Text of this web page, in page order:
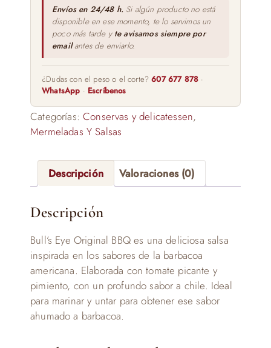
Envíos en 24/48 h. Si algún producto no está
disponible en ese momento, te lo servimos un
poco más tarde y te avisamos siempre por
emailantes de enviarlo.
¿Dudas con el peso o el corte?607 677 878 ·
WhatsApp · Escríbenos
Categorías:Conservas y delicatessen,
Mermeladas Y Salsas
Descripción Valoraciones (0)
Descripción
Bull’s Eye Original BBQ es una deliciosa salsa
inspirada en los sabores de la barbacoa
americana. Elaborada con tomate picante y
pimiento, con un profundo sabor a chile. Ideal
para marinar y untar para obtener ese sabor
ahumado a barbacoa.